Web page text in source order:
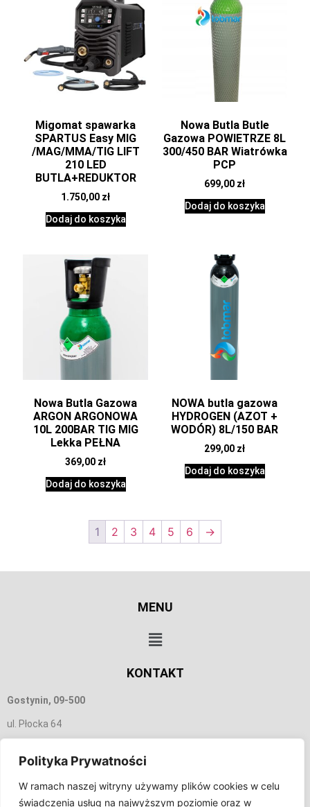
Polityka Prywatności
W ramach naszej witryny używamy plików cookies w celu
świadczenia usług na najwyższym poziomie oraz w
Migomat spawarka
SPARTUS Easy MIG
/MAG/MMA/TIG LIFT
210 LED
BUTLA+REDUKTOR
1.750,00 zł
Dodaj do koszyka
Nowa Butla Butle
Gazowa POWIETRZE 8L
300/450 BAR Wiatrówka
PCP
699,00 zł
Dodaj do koszyka
Nowa Butla Gazowa
ARGON ARGONOWA
10L 200BAR TIG MIG
Lekka PEŁNA
369,00 zł
Dodaj do koszyka
NOWA butla gazowa
HYDROGEN (AZOT +
WODÓR) 8L/150 BAR
299,00 zł
Dodaj do koszyka
1 2 3 4 5 6 →
MENU
KONTAKT
Gostynin, 09-500
ul. Płocka 64
biuro@tobmar.pl